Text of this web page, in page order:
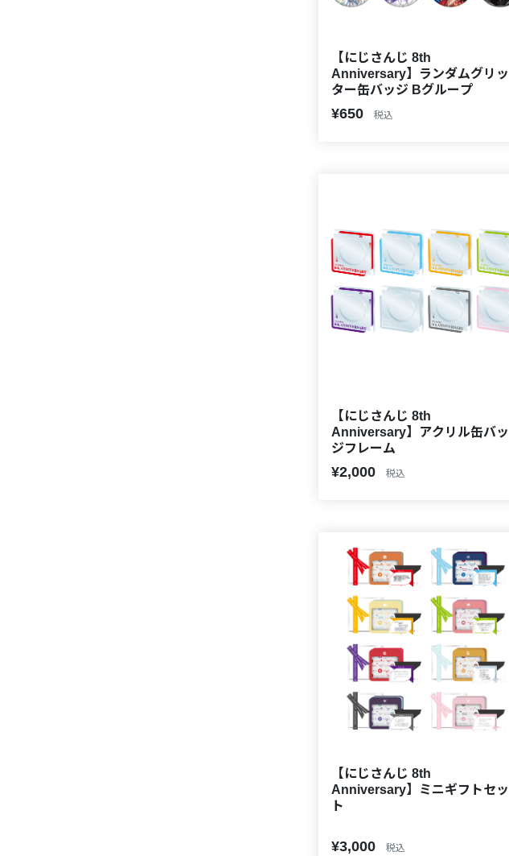
【にじさんじ 8th
Anniversary】ランダムグリッ
ター缶バッジ Bグループ
¥650 税込
【にじさんじ 8th
Anniversary】アクリル缶バッ
ジフレーム
¥2,000 税込
【にじさんじ 8th
Anniversary】ミニギフトセッ
ト
¥3,000 税込